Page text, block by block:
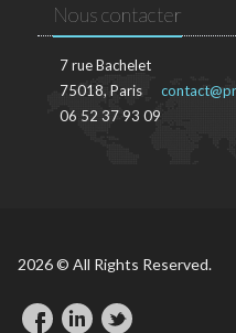
Nous contacter
7 rue Bachelet
75018, Paris
06 52 37 93 09
2026 © All Rights Reserved.